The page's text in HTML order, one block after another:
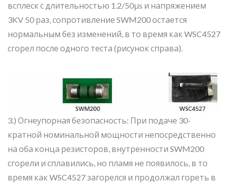
всплеск с длительностью 1.2/50μs и напряжением
3KV 50 раз, сопротивление SWM200 остается
нормальным без изменений, в то время как WSC4527
сгорел после одного теста (рисунок справа).
3.) Огнеупорная безопасность: При подаче 30-
кратной номинальной мощности непосредственно
на оба конца резисторов, внутренности SWM200
сгорели и сплавились, но пламя не появилось, в то
время как WSC4527 загорелся и продолжал гореть в